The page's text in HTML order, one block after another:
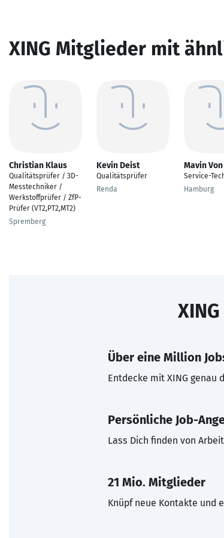
XING Mitglieder mit
Christian Klaus
Qualitätsprüfer / 3D-
Messtechniker /
Werkstoffprüfer / ZfP-
Prüfer (VT2,PT2,MT2)
Spremberg
Kevin Deist
Qualitätsprüfer
Renda
Mavin
Service-
Hamburg
Über eine Million
Entdecke mit XING genau
Persönliche Job-
Lass Dich finden von
21 Mio. Mitglieder
Knüpf neue Kontakte und